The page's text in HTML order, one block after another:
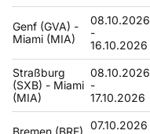
Genf (GVA) -
Miami (MIA)
08.10.2026
-
16.10.2026
Straßburg
(SXB) - Miami
(MIA)
08.10.2026
-
17.10.2026
Bremen (BRE) 07.10.2026